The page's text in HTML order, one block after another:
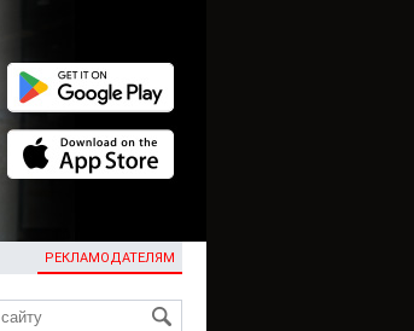
РЕКЛАМОДАТЕЛЯМ
KG